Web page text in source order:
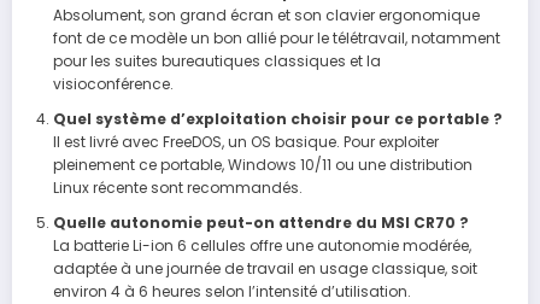
Absolument, son grand écran et son clavier ergonomique
font de ce modèle un bon allié pour le télétravail, notamment
pour les suites bureautiques classiques et la
visioconférence.
Quel système d’exploitation choisir pour ce portable ?
Il est livré avec FreeDOS, un OS basique. Pour exploiter
pleinement ce portable, Windows 10/11 ou une distribution
Linux récente sont recommandés.
Quelle autonomie peut-on attendre du MSI CR70 ?
La batterie Li-ion 6 cellules offre une autonomie modérée,
adaptée à une journée de travail en usage classique, soit
environ 4 à 6 heures selon l’intensité d’utilisation.